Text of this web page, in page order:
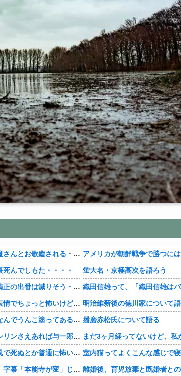
【おすすめ漫画】悪魔さんとお歌癒される・・・・
死んでしもた・・・・
【豊臣兄弟！】加藤清正の出番は減りそう・・・・
【おすすめ漫画】無表情でちょっと怖いけどかわいい・・・・
【豊臣兄弟！】矢になんでうんこ塗ってあるんだよ・・・・
【豊臣兄弟！】ペニシリンさえあれば与一郎助かったのか・・・？
【豊臣兄弟！】破傷風で死ぬとか普通に怖い・・・・
【豊臣兄弟！】あれ、字幕「本能寺が変」じゃなかった・・・？
蛍大名・京極高次を語ろう
明治維新後の徳川家について
播磨赤松氏について語る